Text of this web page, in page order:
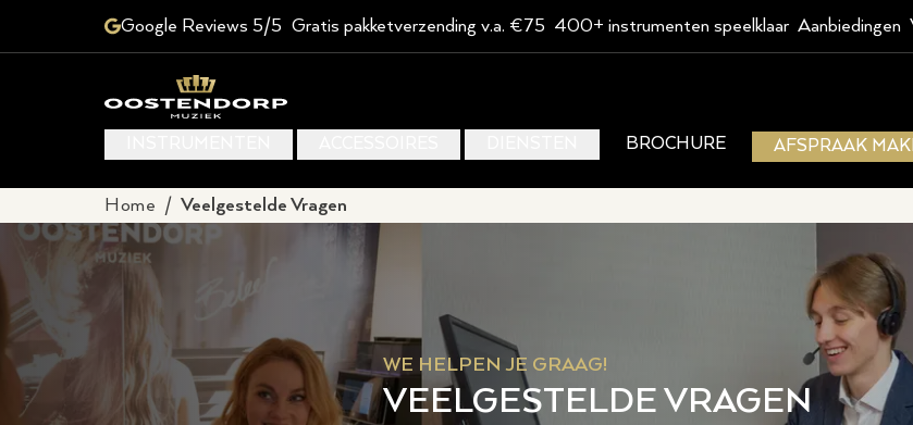
Google Reviews 5/5 Gratis pakketverzending v.a. €75 400+ instrumenten speelklaar Aanbiedingen
BROCHURE AFSPRAAK
Home / Veelgestelde Vragen
WE HELPEN JE GRAAG!
VEELGESTELDE VRAGEN